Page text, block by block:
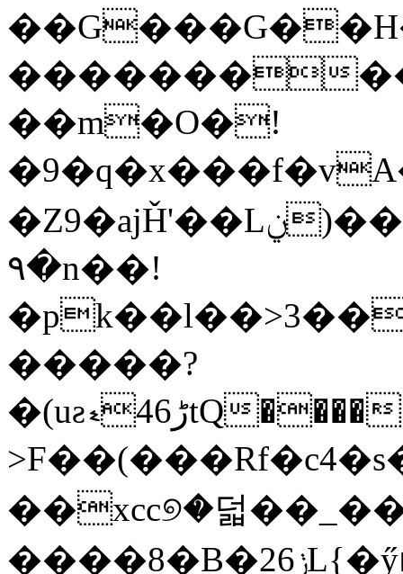
�������
��m�O�!
�Z9�ajȞ'��Lݧ)��Nm�t�oYu��0e�aʹ_�^�/P�~e�!
۹�n��!
�����?
�(uƨڑ46ޑtQ������a8�_���1��p�O���ь�jY�1�Wo���h�>'� T�(�L�i��$5���!;�ԾG�yjU��ڨ�?
��xcc୭�덟
����8�B�2ݫ6L{�ӳԥ�\������J��x}